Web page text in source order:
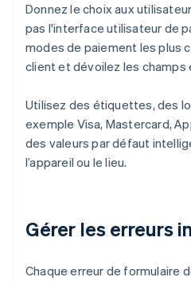
Donnez le choix aux
pas l'interface utilisateur de
modes de paiement les plus
client et dévoilez les champs
Utilisez des étiquettes, des
exemple Visa, Mastercard,
des valeurs par défaut
l’appareil ou le lieu.
Gérer les erreurs
Chaque erreur de formulaire